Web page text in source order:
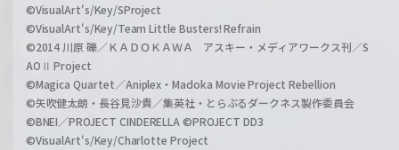
©VisualArt's/Key/SProject
©VisualArt's/Key/Team Little Busters! Refrain
©2014 川原 礫／ＫＡＤＯＫＡＷＡ アスキー・メディアワークス刊／S
AOⅡ Project
©Magica Quartet／Aniplex・Madoka Movie Project Rebellion
©矢吹健太朗・長谷見沙貴／集英社・とらぶるダークネス製作委員会
©BNEI／PROJECT CINDERELLA ©PROJECT DD3
©VisualArt's/Key/Charlotte Project